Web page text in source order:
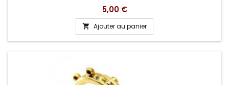
Prix
5,00 €
 Ajouter au panier